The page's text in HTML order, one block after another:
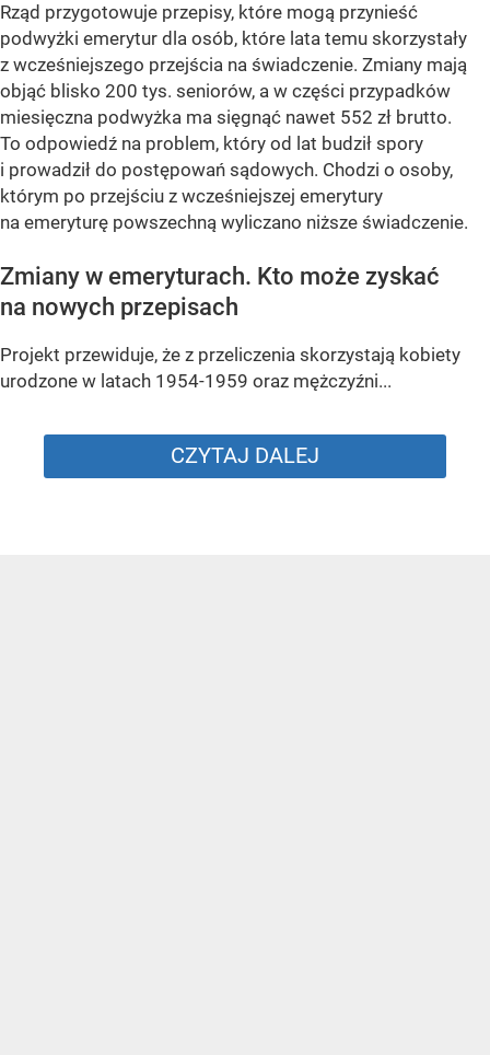
Rząd przygotowuje przepisy, które mogą przynieść
podwyżki emerytur dla osób, które lata temu skorzystały
z wcześniejszego przejścia na świadczenie. Zmiany mają
objąć blisko 200 tys. seniorów, a w części przypadków
miesięczna podwyżka ma sięgnąć nawet 552 zł brutto.
To odpowiedź na problem, który od lat budził spory
i prowadził do postępowań sądowych. Chodzi o osoby,
którym po przejściu z wcześniejszej emerytury
na emeryturę powszechną wyliczano niższe świadczenie.
Zmiany w emeryturach. Kto może zyskać
na nowych przepisach
Projekt przewiduje, że z przeliczenia skorzystają kobiety
urodzone w latach 1954-1959 oraz mężczyźni...
CZYTAJ DALEJ